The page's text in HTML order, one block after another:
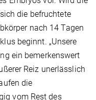
die befruchtete
nach 14 Tagen
beginnt. „Unsere
ein bemerkenswert
Reiz unerlässlich
die
vom Rest des